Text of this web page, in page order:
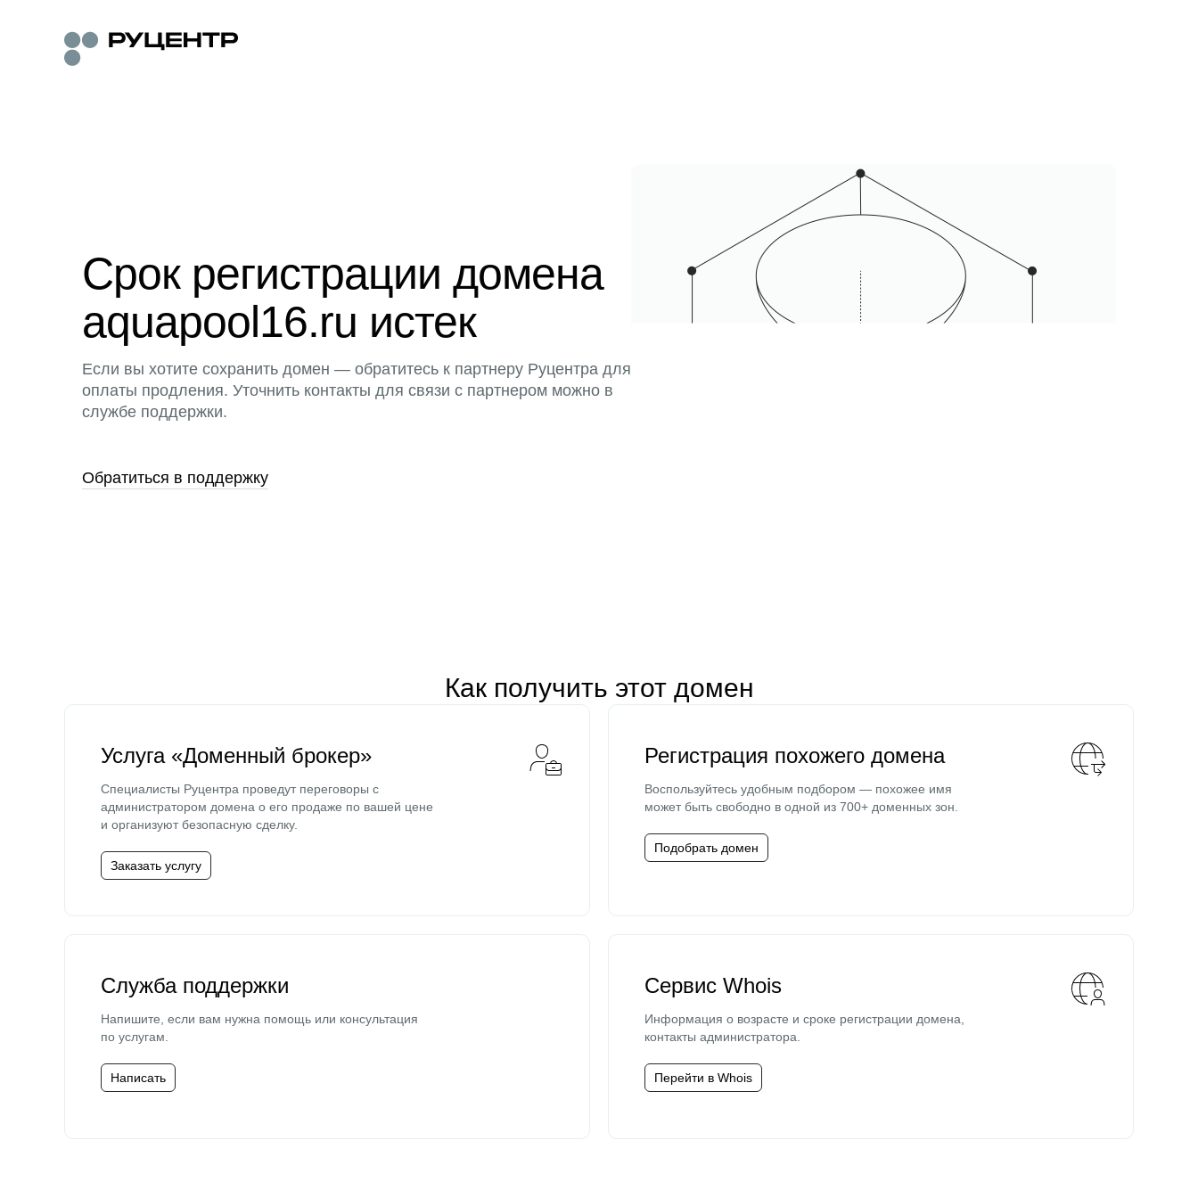
Срок регистрации домена
aquapool16.ru истек
Если вы хотите сохранить домен — обратитесь к партнеру Руцентра для
оплаты продления. Уточнить контакты для связи с партнером можно в
службе поддержки.
Обратиться в поддержку
Как получить этот домен
Услуга «Доменный брокер»
Специалисты Руцентра проведут переговоры с
администратором домена о его продаже по вашей цене
и организуют безопасную сделку.
Заказать услугу
Регистрация похожего домена
Воспользуйтесь удобным подбором — похожее имя
может быть свободно в одной из 700+ доменных зон.
Подобрать домен
Служба поддержки
Напишите, если вам нужна помощь или консультация
по услугам.
Написать
Сервис Whois
Информация о возрасте и сроке регистрации домена,
контакты администратора.
Перейти в Whois